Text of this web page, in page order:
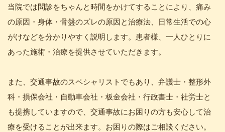
当院では問診をちゃんと時間をかけてすることにより、痛み
の原因・身体・骨盤のズレの原因と治療法、日常生活での心
がけなどを分かりやすく説明します。患者様、一人ひとりに
あった施術・治療を提供させていただきます。
また、交通事故のスペシャリストでもあり、弁護士・整形外
科・損保会社・自動車会社・板金会社・行政書士・社労士と
も提携していますので、交通事故にお困りの方も安心して治
療を受けることが出来ます。お困りの際はご相談ください。